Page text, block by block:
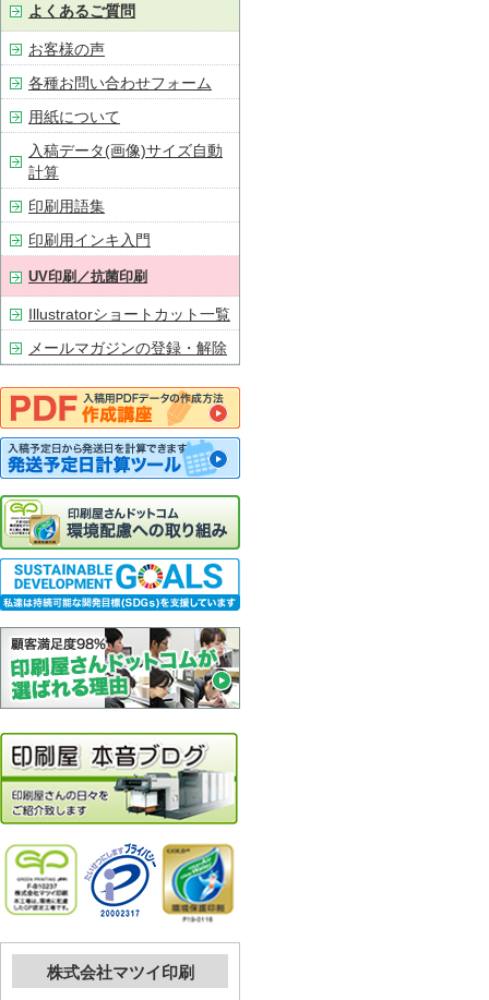
よくあるご質問
お客様の声
各種お問い合わせフォーム
用紙について
入稿データ(画像)サイズ自動
計算
印刷用語集
印刷用インキ入門
UV印刷／抗菌印刷
Illustratorショートカット一覧
メールマガジンの登録・解除
株式会社マツイ印刷